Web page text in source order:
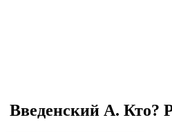
Введенский А. Кто?